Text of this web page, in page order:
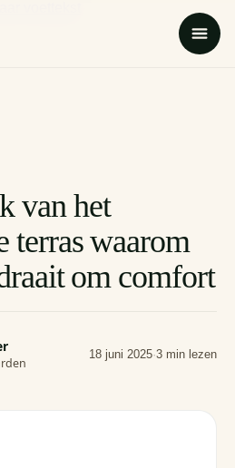
van het
terras waarom
om comfort
18 juni 2025·3 min lezen